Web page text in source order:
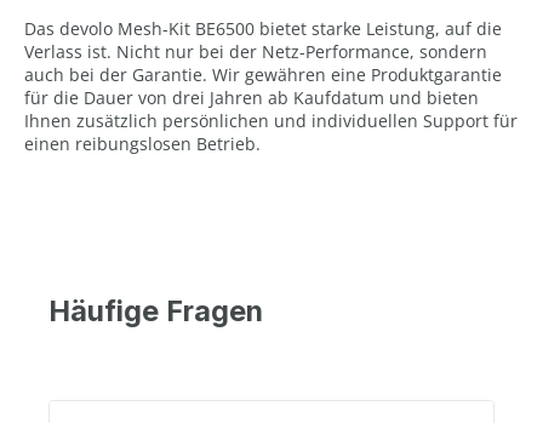
Das devolo Mesh-Kit BE6500 bietet starke Leistung, auf die
Verlass ist. Nicht nur bei der Netz-Performance, sondern
auch bei der Garantie. Wir gewähren eine Produktgarantie
für die Dauer von drei Jahren ab Kaufdatum und bieten
Ihnen zusätzlich persönlichen und individuellen Support für
einen reibungslosen Betrieb.
Häufige Fragen